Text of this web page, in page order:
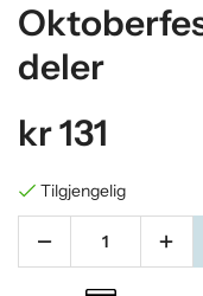
deler
kr 131
Tilgjengelig